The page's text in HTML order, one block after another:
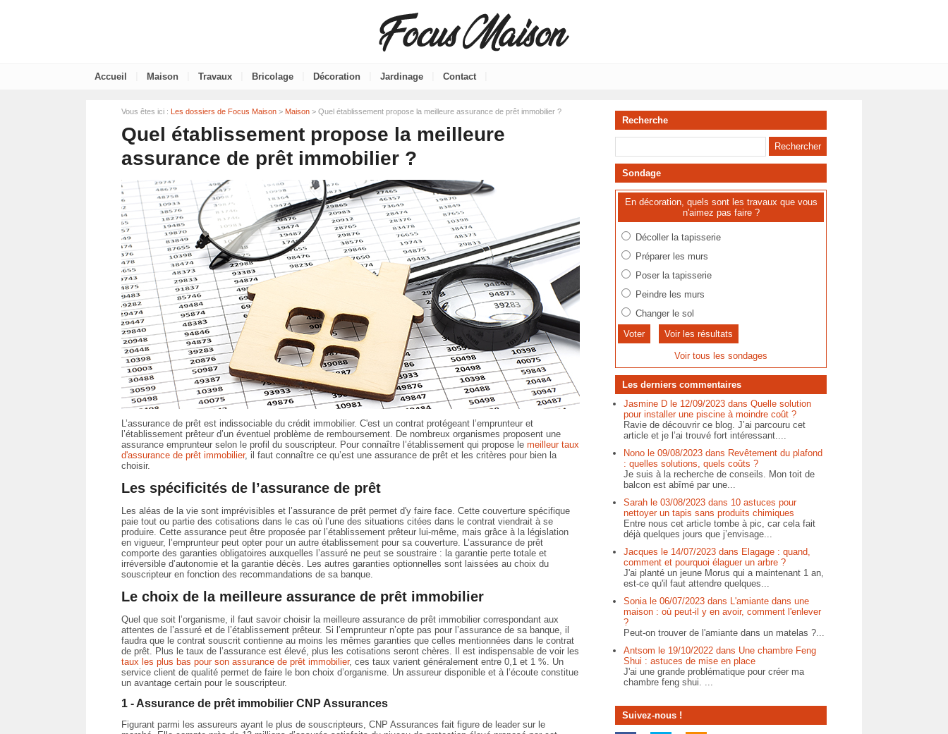
Accueil Maison Travaux Bricolage Décoration Jardinage Contact
Vous êtes ici : Les dossiers de Focus Maison > Maison > Quel établissement propose la meilleure assurance de prêt immobilier ?
Quel établissement propose la meilleure
assurance de prêt immobilier ?
L’assurance de prêt est indissociable du crédit immobilier. C'est un contrat protégeant l’emprunteur et
l’établissement prêteur d’un éventuel problème de remboursement. De nombreux organismes proposent une
assurance emprunteur selon le profil du souscripteur. Pour connaître l’établissement qui propose le meilleur taux
d'assurance de prêt immobilier, il faut connaître ce qu’est une assurance de prêt et les critères pour bien la
choisir.
Les spécificités de l’assurance de prêt
Les aléas de la vie sont imprévisibles et l’assurance de prêt permet d'y faire face. Cette couverture spécifique
paie tout ou partie des cotisations dans le cas où l’une des situations citées dans le contrat viendrait à se
produire. Cette assurance peut être proposée par l’établissement prêteur lui-même, mais grâce à la législation
en vigueur, l’emprunteur peut opter pour un autre établissement pour sa couverture. L’assurance de prêt
comporte des garanties obligatoires auxquelles l’assuré ne peut se soustraire : la garantie perte totale et
irréversible d’autonomie et la garantie décès. Les autres garanties optionnelles sont laissées au choix du
souscripteur en fonction des recommandations de sa banque.
Le choix de la meilleure assurance de prêt immobilier
Quel que soit l’organisme, il faut savoir choisir la meilleure assurance de prêt immobilier correspondant aux
attentes de l’assuré et de l’établissement prêteur. Si l’emprunteur n’opte pas pour l’assurance de sa banque, il
faudra que le contrat souscrit contienne au moins les mêmes garanties que celles mentionnées dans le contrat
de prêt. Plus le taux de l’assurance est élevé, plus les cotisations seront chères. Il est indispensable de voir les
taux les plus bas pour son assurance de prêt immobilier, ces taux varient généralement entre 0,1 et 1 %. Un
service client de qualité permet de faire le bon choix d’organisme. Un assureur disponible et à l’écoute constitue
un avantage certain pour le souscripteur.
1 - Assurance de prêt immobilier CNP Assurances
Figurant parmi les assureurs ayant le plus de souscripteurs, CNP Assurances fait figure de leader sur le
Recherche
Sondage
En décoration, quels sont les travaux que vous
n'aimez pas faire ?
Décoller la tapisserie
Préparer les murs
Poser la tapisserie
Peindre les murs
Changer le sol
Voir les résultats
Voir tous les sondages
Les derniers commentaires
Jasmine D le 12/09/2023 dans Quelle solution
pour installer une piscine à moindre coût ?
Ravie de découvrir ce blog. J’ai parcouru cet
article et je l’ai trouvé fort intéressant....
Nono le 09/08/2023 dans Revêtement du plafond
: quelles solutions, quels coûts ?
Je suis à la recherche de conseils. Mon toit de
balcon est abîmé par une...
Sarah le 03/08/2023 dans 10 astuces pour
nettoyer un tapis sans produits chimiques
Entre nous cet article tombe à pic, car cela fait
déjà quelques jours que j’envisage...
Jacques le 14/07/2023 dans Elagage : quand,
comment et pourquoi élaguer un arbre ?
J'ai planté un jeune Morus qui a maintenant 1 an,
est-ce qu'il faut attendre quelques...
Sonia le 06/07/2023 dans L'amiante dans une
maison : où peut-il y en avoir, comment l'enlever
?
Peut-on trouver de l'amiante dans un matelas ?...
Antsom le 19/10/2022 dans Une chambre Feng
Shui : astuces de mise en place
J'ai une grande problématique pour créer ma
chambre feng shui. ...
Suivez-nous !